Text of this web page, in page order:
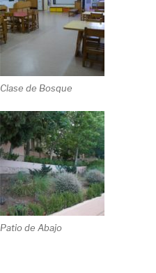
Clase de Bosque
Patio de Abajo